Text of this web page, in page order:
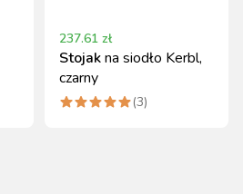
237.61 zł
Stojakna siodło Kerbl,
czarny
(3)